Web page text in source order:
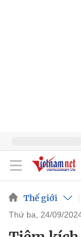
Thế giới
thứ ba, 24/09/